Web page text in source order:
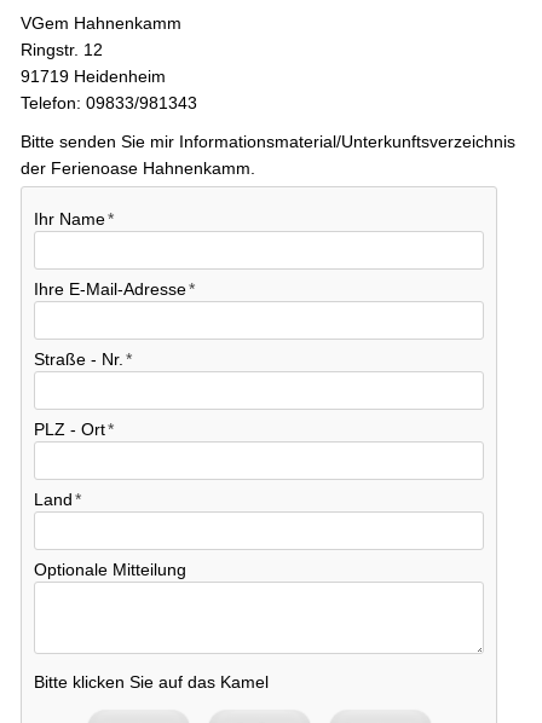
VGem Hahnenkamm
Ringstr. 12
91719 Heidenheim
Telefon: 09833/981343
Bitte senden Sie mir Informationsmaterial/Unterkunftsverzeichnis
der Ferienoase Hahnenkamm.
Ihr Name
Ihre E-Mail-Adresse
Straße - Nr.
PLZ - Ort
Land
Optionale Mitteilung
Bitte klicken Sie auf das Kamel